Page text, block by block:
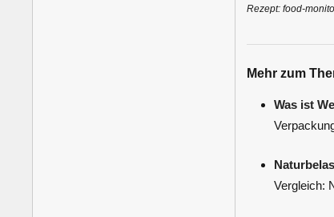
Rezept: food-
Mehr zum
Was ist
Vergleich: